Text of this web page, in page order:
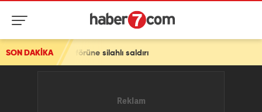
SON DAKİKAsilahlı saldırı